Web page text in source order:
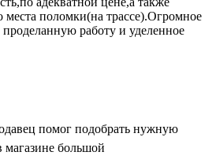
места поломки(на трассе).Огромное
проделанную работу и уделенное
помог подобрать нужную
магазине большой